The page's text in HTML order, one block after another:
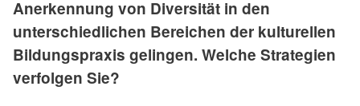
Anerkennung von Diversität in den
unterschiedlichen Bereichen der kulturellen
Bildungspraxis gelingen. Welche Strategien
verfolgen Sie?